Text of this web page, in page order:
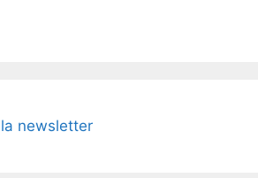
newsletter